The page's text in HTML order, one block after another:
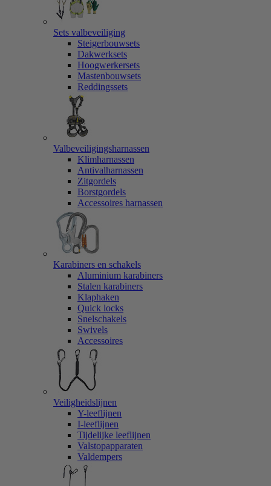
Sets valbeveiliging
Steigerbouwsets
Dakwerksets
Hoogwerkersets
Mastenbouwsets
Reddingssets
Valbeveiligingsharnassen
Klimharnassen
Antivalharnassen
Zitgordels
Borstgordels
Accessoires harnassen
Karabiners en schakels
Aluminium karabiners
Stalen karabiners
Klaphaken
Quick locks
Snelschakels
Swivels
Accessoires
Veiligheidslijnen
Y-leeflijnen
I-leeflijnen
Tijdelijke leeflijnen
Valstopapparaten
Valdempers